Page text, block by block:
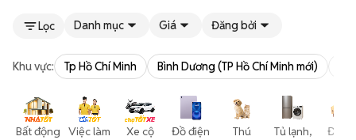
Lọc Danh mục Giá Đăng bởi
Khu vực: Tp Hồ Chí Minh Bình Dương (TP Hồ Chí Minh mới)
Bất động
Việc làm Xe cộ
Đồ điện
Thú
Tủ lạnh,
Đồ